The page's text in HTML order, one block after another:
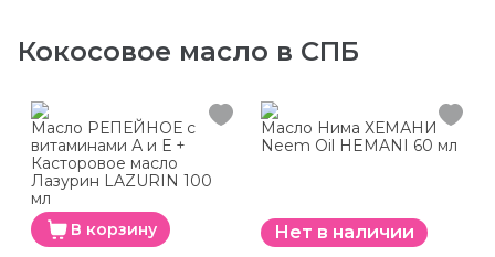
Кокосовое масло в СПБ
Масло РЕПЕЙНОЕ с
витаминами А и Е +
Касторовое масло
Лазурин LAZURIN 100
мл
В корзину
Масло Нима ХЕМАНИ
Neem Oil HEMANI 60 мл
Нет в наличии